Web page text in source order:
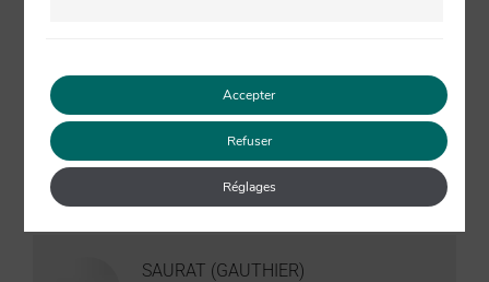
2 commentaires
SAURAT (GAUTHIER)
Accepter
Refuser
Réglages